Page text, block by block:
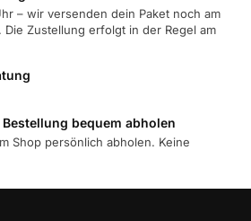
– wir versenden dein Paket noch am
Die Zustellung erfolgt in der Regel am
bequem abholen
Shop persönlich abholen. Keine